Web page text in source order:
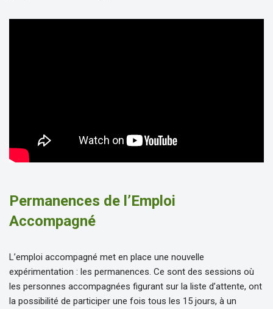
Permanences de l’Emploi
Accompagné
L’emploi accompagné met en place une nouvelle
expérimentation : les permanences. Ce sont des sessions où
les personnes accompagnées figurant sur la liste d’attente, ont
la possibilité de participer une fois tous les 15 jours, à un